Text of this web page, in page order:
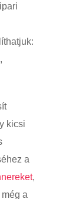
kicsi
a
,
a